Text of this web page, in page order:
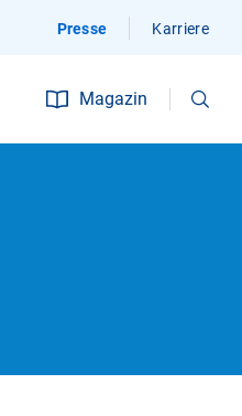
Presse Karriere
Magazin